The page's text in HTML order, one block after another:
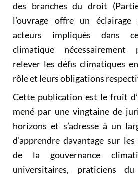
des branches du droit
l’ouvrage offre un
acteurs impliqués dans
climatique nécessairement
relever les défis climatiques
rôle et leurs obligations
Cette publication est le fruit
mené par une vingtaine de
horizons et s’adresse à un
d’apprendre davantage sur
de la gouvernance
universitaires, praticiens